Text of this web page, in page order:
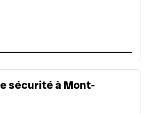
sécurité à Mont-